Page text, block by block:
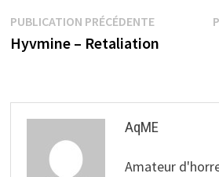
Navigation
de
PUBLICATION PRÉCÉDENTEPublication
précédente :
Hyvmine – Retaliation
AqME
Amateur